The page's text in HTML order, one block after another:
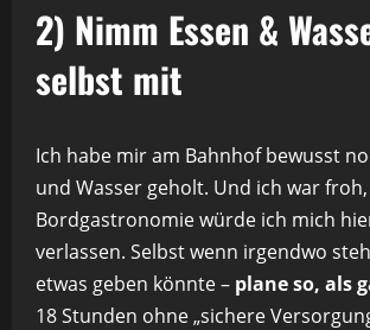
2) Nimm Essen &
selbst mit
Ich habe mir am Bahnhof bewusst
und Wasser geholt. Und ich war
Bordgastronomie würde ich mich
verlassen. Selbst wenn irgendwo
etwas geben könnte – plane so, als
18 Stunden ohne „sichere